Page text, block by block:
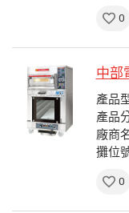
0
中部
產品
產品
廠商
攤位
0